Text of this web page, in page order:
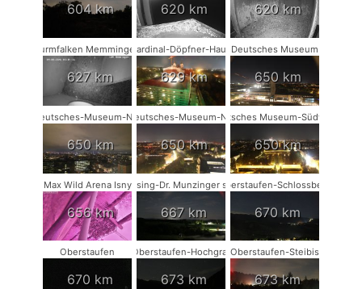
604 km 620 km 620 km
Turmfalken Memmingen
627 km
Kardinal-Döpfner-Haus
629 km
Deutsches Museum
650 km
Deutsches-Museum-NW
650 km
Deutsches-Museum-NO
650 km
Deutsches Museum-Südwest
650 km
Max Wild Arena Isny
656 km
Münsing-Dr. Munzinger sport
667 km
Oberstaufen-Schlossberg
670 km
Oberstaufen
670 km
Oberstaufen-Hochgrat
673 km
Oberstaufen-Steibis
673 km